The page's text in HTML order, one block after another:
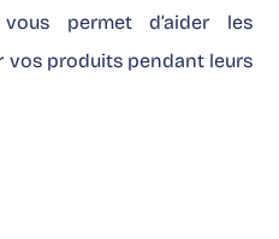
permet d’aider les
vos produits pendant leurs